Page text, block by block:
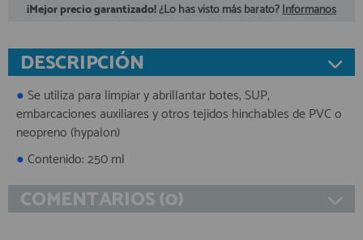
¡Mejor precio garantizado!¿Lo has visto más barato?Infórmanos
DESCRIPCIÓN
●Se utiliza para limpiar y abrillantar botes, SUP,
embarcaciones auxiliares y otros tejidos hinchables de PVC o
neopreno (hypalon)
●Contenido: 250 ml
COMENTARIOS (0)